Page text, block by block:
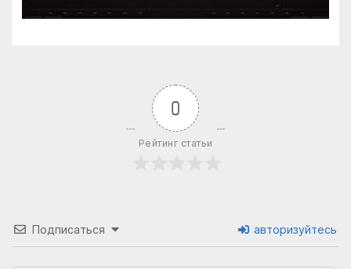
0
Рейтинг статьи
Подписаться авторизуйтесь